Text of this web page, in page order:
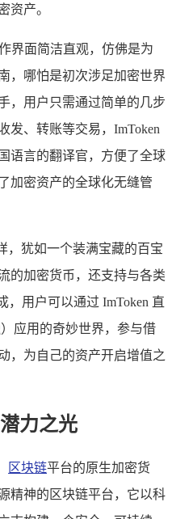
资产。
界面简洁直观，仿佛是为
，哪怕是初次涉足加密世界
，用户只需通过简单的几步
发、转账等交易，ImToken
语言的翻译官，方便了全球
加密资产的全球化无缝管
，犹如一个装满宝藏的百宝
的加密货币，还支持与各类
，用户可以通过 ImToken 直
应用的奇妙世界，参与借
，为自己的资产开启增值之
力之光
区块链平台的原生加密货
精神的区块链平台，它以科